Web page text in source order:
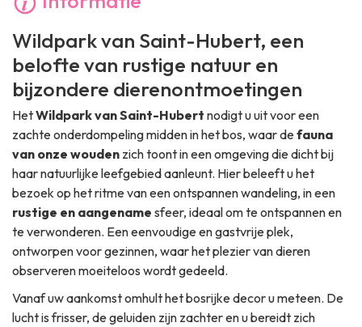
Wildpark van Saint-Hubert, een
belofte van rustige natuur en
bijzondere dierenontmoetingen
HetWildpark van Saint-Hubert nodigt u uit voor een
zachte onderdompeling midden in het bos, waar defauna
van onze wouden zich toont in een omgeving die dicht bij
haar natuurlijke leefgebied aanleunt. Hier beleeft u het
bezoek op het ritme van een ontspannen wandeling, in een
rustige en aangename sfeer, ideaal om te ontspannen en
te verwonderen. Een eenvoudige en gastvrije plek,
ontworpen voor gezinnen, waar het plezier van dieren
observeren moeiteloos wordt gedeeld.
Vanaf uw aankomst omhult het bosrijke decor u meteen. De
lucht is frisser, de geluiden zijn zachter en u bereidt zich